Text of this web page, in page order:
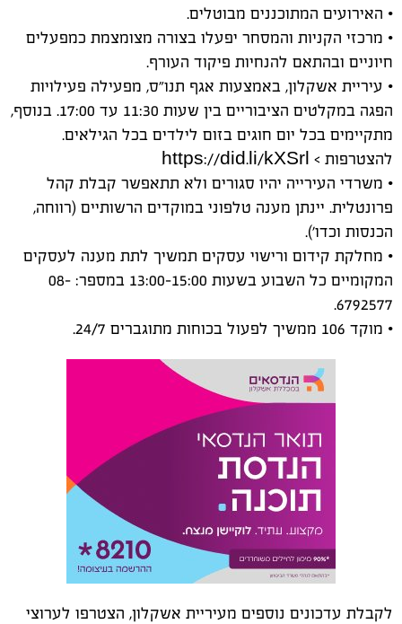
• האירועים המתוכננים מבוטלים.
• מרכזי הקניות והמסחר יפעלו בצורה מצומצמת כמפעלים
חיוניים ובהתאם להנחיות פיקוד העורף.
• עיריית אשקלון, באמצעות אגף תנו״ס, מפעילה פעילויות
הפגה במקלטים הציבוריים בין שעות 11:30 עד 17:00. בנוסף,
מתקיימים בכל יום חוגים בזום לילדים בכל הגילאים.
להצטרפות > https://did.li/kXSrl
• משרדי העירייה יהיו סגורים ולא תתאפשר קבלת קהל
פרונטלית. יינתן מענה טלפוני במוקדים הרשותיים (רווחה,
הכנסות וכדו׳).
• מחלקת קידום ורישוי עסקים תמשיך לתת מענה לעסקים
המקומיים כל השבוע בשעות 13:00-15:00 במספר: 08-
6792577.
• מוקד 106 ממשיך לפעול בכוחות מתוגברים 24/7.
לקבלת עדכונים נוספים מעיריית אשקלון, הצטרפו לערוצי